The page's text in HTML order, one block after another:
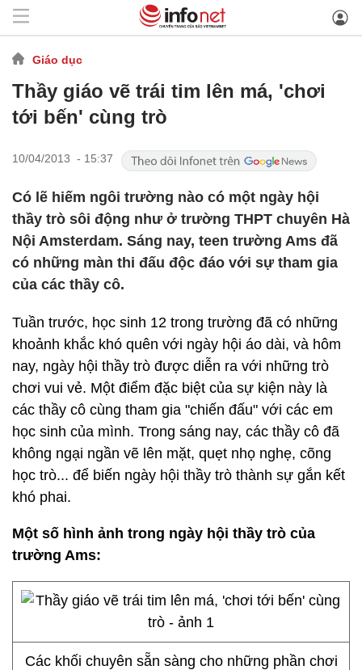
Giáo dục
Thầy giáo vẽ trái tim lên má, 'chơi
tới bến' cùng trò
10/04/2013 - 15:37
Có lẽ hiếm ngôi trường nào có một ngày hội
thầy trò sôi động như ở trường THPT chuyên Hà
Nội Amsterdam. Sáng nay, teen trường Ams đã
có những màn thi đấu độc đáo với sự tham gia
của các thầy cô.
Tuần trước, học sinh 12 trong trường đã có những
khoảnh khắc khó quên với ngày hội áo dài, và hôm
nay, ngày hội thầy trò được diễn ra với những trò
chơi vui vẻ. Một điểm đặc biệt của sự kiện này là
các thầy cô cùng tham gia "chiến đấu" với các em
học sinh của mình. Trong sáng nay, các thầy cô đã
không ngại ngần vẽ lên mặt, quẹt nhọ nghẹ, cõng
học trò... để biến ngày hội thầy trò thành sự gắn kết
khó phai.
Một số hình ảnh trong ngày hội thầy trò của
trường Ams:
Các khối chuyên sẵn sàng cho những phần chơi